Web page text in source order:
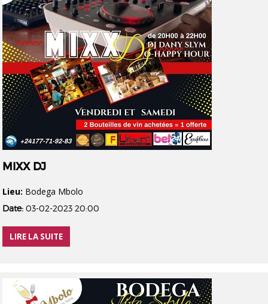
MIXX DJ
Lieu: Bodega Mbolo
Date: 03-02-2023 20:00
LIRE LA SUITE